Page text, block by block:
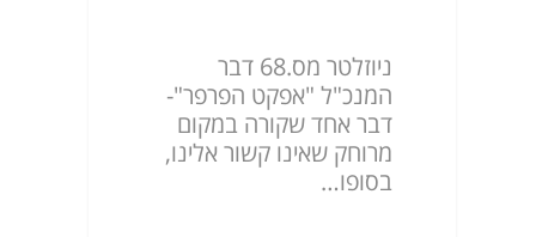
ניוזלטר מס.68 דבר
המנכ"ל "אפקט הפרפר"-
דבר אחד שקורה במקום
מרוחק שאינו קשור אלינו,
בסופו…